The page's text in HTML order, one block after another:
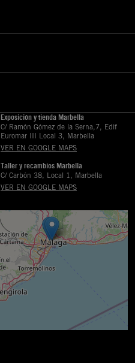
Exposición y tienda Marbella
C/ Ramón Gómez de la Serna,7, Edif
Euromar III Local 3, Marbella
VER EN GOOGLE MAPS
Taller y recambios Marbella
C/ Carbón 38, Local 1, Marbella
VER EN GOOGLE MAPS